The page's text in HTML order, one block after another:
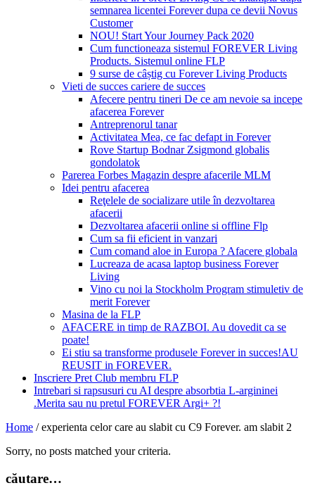
semnarea licentei Forever dupa ce devii Novus
Customer
NOU! Start Your Journey Pack 2020
Cum functioneaza sistemul FOREVER Living
Products. Sistemul online FLP
9 surse de câștig cu Forever Living Products
Vieti de succes cariere de succes
Afecere pentru tineri De ce am nevoie sa incepe
afacerea Forever
Antreprenorul tanar
Activitatea Mea, ce fac defapt in Forever
Rove Startup Bodnar Zsigmond globalis
gondolatok
Parerea Forbes Magazin despre afacerile MLM
Idei pentru afacerea
Reţelele de socializare utile în dezvoltarea
afacerii
Dezvoltarea afacerii online si offline Flp
Cum sa fii eficient in vanzari
Cum comand aloe in Europa ? Afacere globala
Lucreaza de acasa laptop business Forever
Living
Vino cu noi la Stockholm Program stimuletiv de
merit Forever
Masina de la FLP
AFACERE in timp de RAZBOI. Au dovedit ca se
poate!
Ei stiu sa transforme produsele Forever in succes!AU
REUSIT in FOREVER.
Inscriere Pret Club membru FLP
Intrebari si rapsusuri cu AI despre absorbtia L-argininei
.Merita sau nu pretul FOREVER Argi+ ?!
Home / experienta celor care au slabit cu C9 Forever. am slabit 2
Sorry, no posts matched your criteria.
căutare…